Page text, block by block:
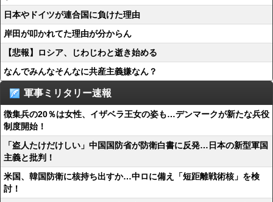
日本やドイツが連合国に負けた理由
岸田が叩かれてた理由が分からん
【悲報】ロシア、じわじわと逝き始める
なんでみんなそんなに共産主義嫌なん？
軍事ミリタリー速報
徴集兵の20％は女性、イザベラ王女の姿も…デンマークが新たな兵役
制度開始！
「盗人たけだけしい」中国国防省が防衛白書に反発…日本の新型軍国
主義と批判！
米国、韓国防衛に核持ち出すか…中ロに備え「短距離戦術核」を検
討！